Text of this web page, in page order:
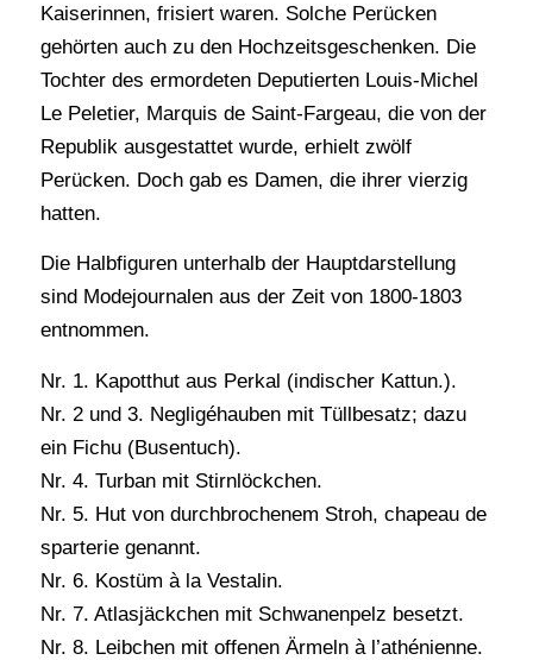
Kaiserinnen, frisiert waren. Solche Perücken
gehörten auch zu den Hochzeitsgeschenken. Die
Tochter des ermordeten Deputierten Louis-Michel
Le Peletier, Marquis de Saint-Fargeau, die von der
Republik ausgestattet wurde, erhielt zwölf
Perücken. Doch gab es Damen, die ihrer vierzig
hatten.
Die Halbfiguren unterhalb der Hauptdarstellung
sind Modejournalen aus der Zeit von 1800-1803
entnommen.
Nr. 1. Kapotthut aus Perkal (indischer Kattun.).
Nr. 2 und 3. Negligéhauben mit Tüllbesatz; dazu
ein Fichu (Busentuch).
Nr. 4. Turban mit Stirnlöckchen.
Nr. 5. Hut von durchbrochenem Stroh, chapeau de
sparterie genannt.
Nr. 6. Kostüm à la Vestalin.
Nr. 7. Atlasjäckchen mit Schwanenpelz besetzt.
Nr. 8. Leibchen mit offenen Ärmeln à l’athénienne.